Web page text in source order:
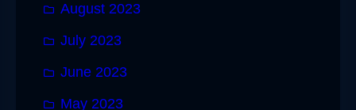
August 2023
July 2023
June 2023
May 2023